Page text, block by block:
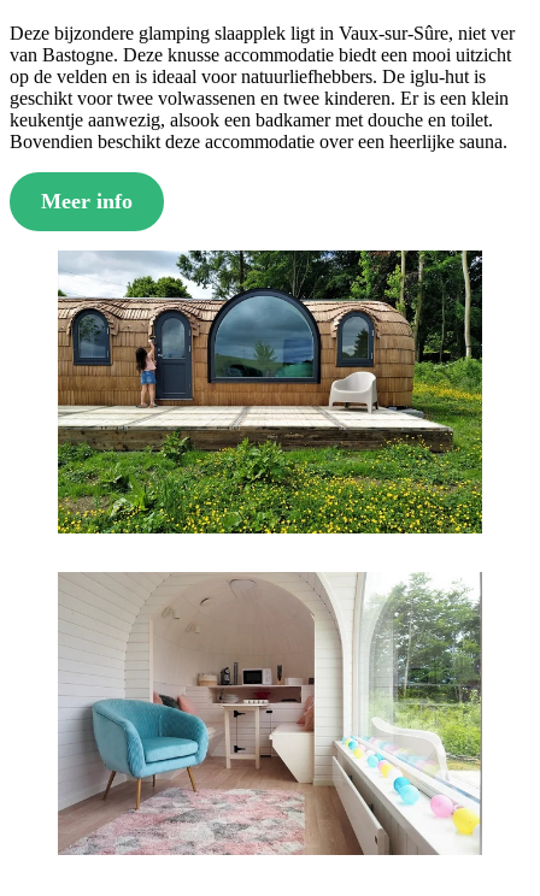
Deze bijzondere glamping slaapplek ligt in Vaux-sur-Sûre, niet ver
van Bastogne. Deze knusse accommodatie biedt een mooi uitzicht
op de velden en is ideaal voor natuurliefhebbers. De iglu-hut is
geschikt voor twee volwassenen en twee kinderen. Er is een klein
keukentje aanwezig, alsook een badkamer met douche en toilet.
Bovendien beschikt deze accommodatie over een heerlijke sauna.
Meer info